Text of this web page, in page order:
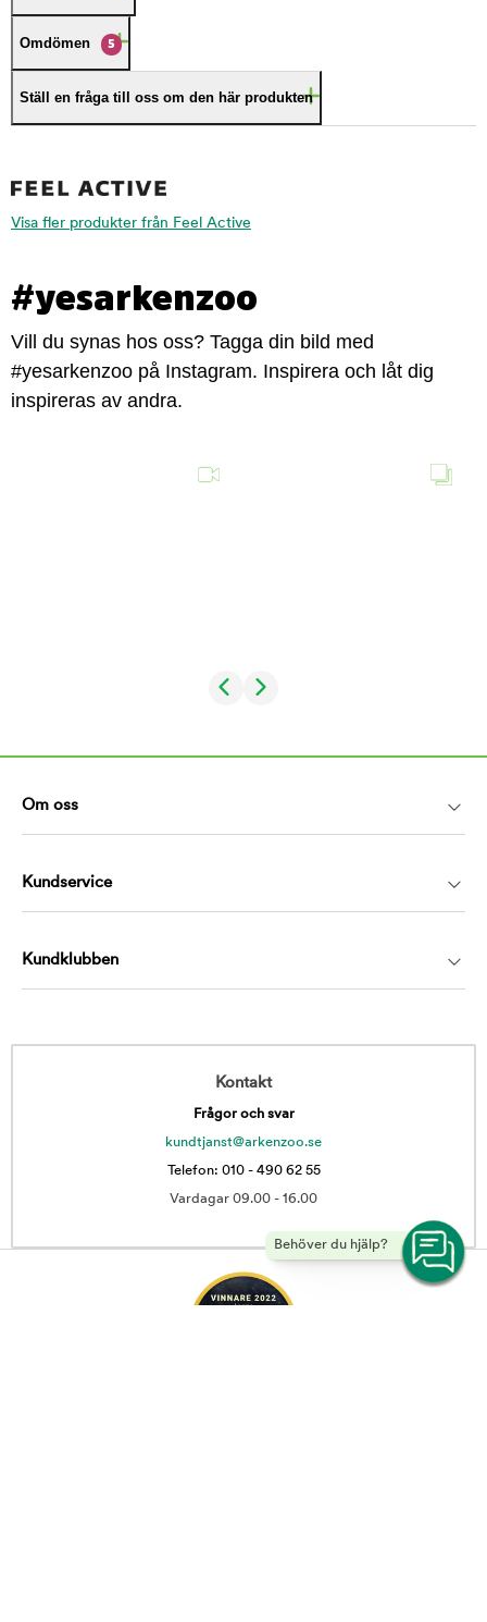
Omdömen 5
Ställ en fråga till oss om den här produkten
Visa fler produkter från Feel Active
#yesarkenzoo
Vill du synas hos oss? Tagga din bild med
#yesarkenzoo på Instagram. Inspirera och låt dig
inspireras av andra.
Behöver du hjälp?
Om oss
Kundservice
Kundklubben
Kontakt
Frågor och svar
kundtjanst@arkenzoo.se
Telefon: 010 - 490 62 55
Vardagar 09.00 - 16.00